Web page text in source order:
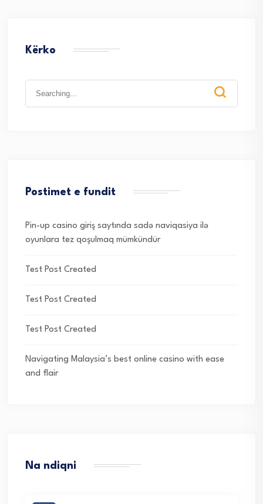
Kërko
Postimet e fundit
Pin-up casino giriş saytında sadə naviqasiya ilə
oyunlara tez qoşulmaq mümkündür
Test Post Created
Test Post Created
Test Post Created
Navigating Malaysia’s best online casino with ease
and flair
Na ndiqni